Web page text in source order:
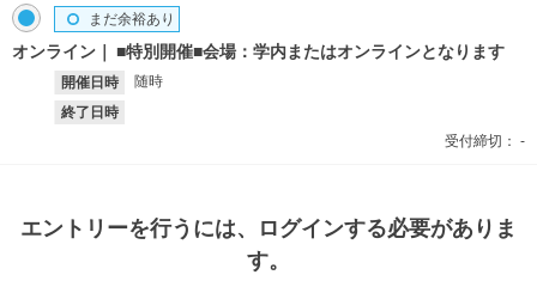
オンライン ■特別開催■会場：学内またはオンラインとなります
開催日時
随時
終了日時
まだ余裕あり
受付締切： -
エントリーを行うには、ログインする必要がありま
す。